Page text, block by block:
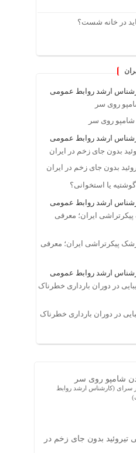
در خانه شست؟
ارشد روابط عمومی
روی سر
روی سر
ارشد روابط عمومی
بدون جای زخم در ایران
بدون جای زخم در ایران
گوشتیه یا استخوانی؟
ارشد روابط عمومی
پیکرتراشی ایران؛ معرفی
پزشک پیکرتراشی ایران؛ معرفی
ارشد روابط عمومی
در دوران بارداری خطرناک
در دوران بارداری خطرناک
شامپو روی سر
سرای (کارشناس ارشد روابط
تیروئید بدون جای زخم در